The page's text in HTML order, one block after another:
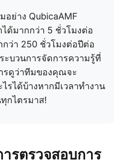
อย่าง QubicaAMF
ด้มากกว่า 5 ชั่วโมงต่อ
ว่า 250 ชั่วโมงต่อปีต่อ
บวนการจัดการความรู้ที่
รดูว่าทีมของคุณจะ
รได้บ้างหากมีเวลาทำงาน
กไตรมาส!
รตรวจสอบการ